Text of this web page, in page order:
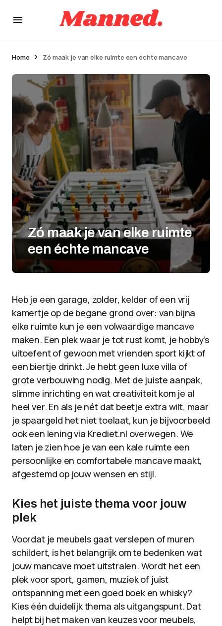
Home Zó maak je van elke ruimte een échte mancave
Zó maak je van elke ruimte
een échte mancave
Heb je een garage, zolder, kelder of een vrij
kamertje op de begane grond over: van bijna
elke ruimte kun je een volwaardige mancave
maken. Een plek waar je tot rust komt, je hobby’s
uitoefent of gewoon met vrienden sport kijkt of
een biertje drinkt. Je hebt geen luxe villa of
grote verbouwing nodig. Met de juiste aanpak,
slimme inrichting en wat creativiteit kom je al
heel ver. En als je nét dat beetje extra wilt, maar
je spaargeld het niet toelaat, kun je bijvoorbeeld
ook een lening via Krediet.nl overwegen. We
laten je zien hoe je van een kale ruimte een
persoonlijke en comfortabele mancave maakt,
afgestemd op jouw wensen en stijl.
Kies het juiste thema voor jouw
plek
Voordat je meubels gaat verslepen of muren
schildert, is het belangrijk om te bedenken wat
jouw mancave moet uitstralen. Wordt het een
plek voor sport, gamen, muziek of juist
ontspanning met een goed boek en whisky?
Kies één duidelijk thema als uitgangspunt. Dat
helpt bij het maken van keuzes voor meubels,